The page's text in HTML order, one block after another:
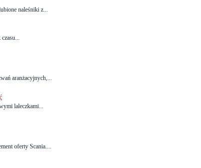
naleśniki z...
aranżacyjnych,...
laleczkami...
oferty Scania....